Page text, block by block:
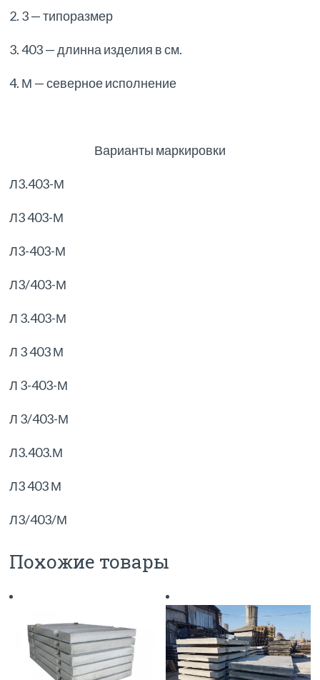
2. 3 — типоразмер
3. 403 — длинна изделия в см.
4. М — северное исполнение
Варианты маркировки
Л3.403-М
Л3 403-М
Л3-403-М
Л3/403-М
Л 3.403-М
Л 3 403 М
Л 3-403-М
Л 3/403-М
Л3.403.М
Л3 403 М
Л3/403/М
Похожие товары